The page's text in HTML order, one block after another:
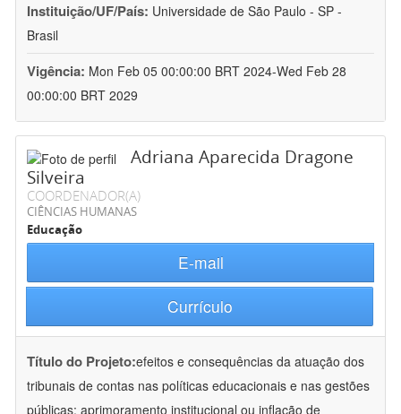
Instituição/UF/País: Universidade de São Paulo - SP -
Brasil
Vigência: Mon Feb 05 00:00:00 BRT 2024-Wed Feb 28
00:00:00 BRT 2029
Adriana Aparecida Dragone
Silveira
COORDENADOR(A)
CIÊNCIAS HUMANAS
Educação
E-mail
Currículo
Título do Projeto:efeitos e consequências da atuação dos
tribunais de contas nas políticas educacionais e nas gestões
públicas: aprimoramento institucional ou inflação de